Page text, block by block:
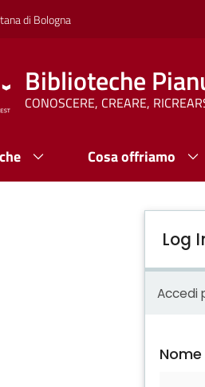
di Bologna
Biblioteche
CONOSCERE, CREARE,
Cosa offriamo
Log
Accedi